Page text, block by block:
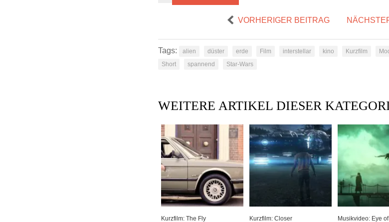
VORHERIGER BEITRAG
Tags: alien düster erde Film interstellar kino Kurzfilm
Short
spannend Star-Wars
WEITERE ARTIKEL DIESER
Kurzfilm: The Fly Kurzfilm: Closer Musikvideo: Eye